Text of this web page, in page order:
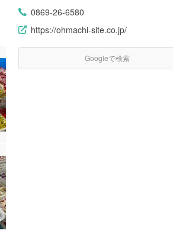
0869-26-6580
https://ohmachi-site.co.jp/
Googleで検索